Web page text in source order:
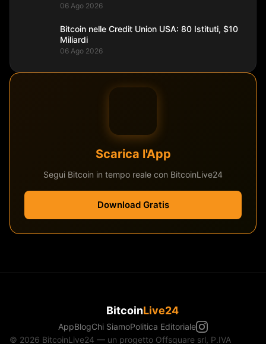
06 Ago 2026
Bitcoin nelle Credit Union USA: 80 Istituti, $10
Miliardi
06 Ago 2026
Scarica l'App
Segui Bitcoin in tempo reale con BitcoinLive24
Download Gratis
BitcoinLive24
AppBlogChi SiamoPolitica Editoriale
© 2026 BitcoinLive24 — un progetto Offsquare srl, P.IVA